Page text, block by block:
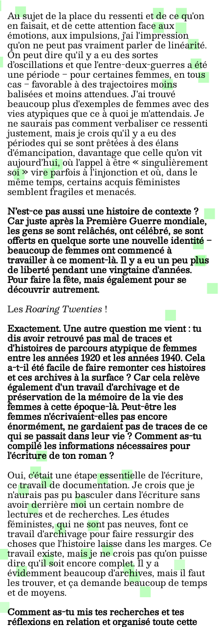
Au sujet de la place du ressenti et de ce qu'on
en faisait, et de cette attention face aux
émotions, aux impulsions, j'ai l'impression
qu'on ne peut pas vraiment parler de linéarité.
On peut dire qu'il y a eu des sortes
d’oscillations et que l'entre-deux-guerres a été
une période ‒ pour certaines femmes, en tous
cas ‒ favorable à des trajectoires moins
balisées et moins attendues. J'ai trouvé
beaucoup plus d'exemples de femmes avec des
vies atypiques que ce à quoi je m'attendais. Je
ne saurais pas comment verbaliser ce ressenti
justement, mais je crois qu'il y a eu des
périodes qui se sont prêtées à des élans
d'émancipation, davantage que celle qu’on vit
aujourd’hui, où l’appel à être « singulièrement
soi » vire parfois à l’injonction et où, dans le
même temps, certains acquis féministes
semblent fragiles et menacés.
N’est-ce pas aussi une histoire de contexte ?
Car juste après la Première Guerre mondiale,
les gens se sont relâchés, ont célébré, se sont
offerts en quelque sorte une nouvelle identité ‒
beaucoup de femmes ont commencé à
travailler à ce moment-là. Il y a eu un peu plus
de liberté pendant une vingtaine d'années.
Pour faire la fête, mais également pour se
découvrir autrement.
LesRoaring Twenties!
Exactement. Une autre question me vient : tu
dis avoir retrouvé pas mal de traces et
d'histoires de parcours atypique de femmes
entre les années 1920 et les années 1940. Cela
a-t-il été facile de faire remonter ces histoires
et ces archives à la surface ? Car cela relève
également d'un travail d'archivage et de
préservation de la mémoire de la vie des
femmes à cette époque-là. Peut-être les
femmes n'écrivaient-elles pas encore
énormément, ne gardaient pas de traces de ce
qui se passait dans leur vie ? Comment as-tu
compilé les informations nécessaires pour
l'écriture de ton roman ?
Oui, c'était une étape essentielle de l'écriture,
ce travail de documentation. Je crois que je
n'aurais pas pu basculer dans l'écriture sans
avoir derrière moi un certain nombre de
lectures et de recherches. Les études
féministes, qui ne sont pas neuves, font ce
travail d'archivage pour faire ressurgir des
choses que l'histoire laisse dans les marges. Ce
travail existe, mais je ne crois pas qu'on puisse
dire qu'il soit encore complet. Il y a
évidemment beaucoup d'archives, mais il faut
les trouver, et ça demande beaucoup de temps
et de moyens.
Comment as-tu mis tes recherches et tes
réflexions en relation et organisé toute cette